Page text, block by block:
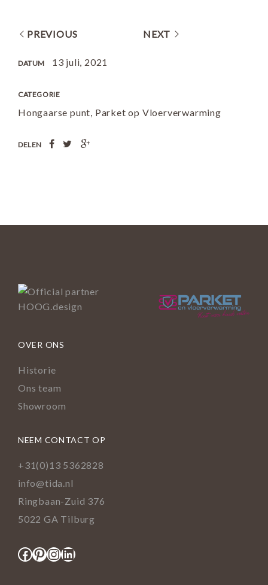
PREVIOUS NEXT
DATUM 13 juli, 2021
CATEGORIE
Hongaarse punt, Parket op Vloerverwarming
DELEN
OVER ONS
Historie
Ons team
Showroom
NEEM CONTACT OP
+31(0)13 5362828
info@tida.nl
Ringbaan-Zuid 376
5022 GA Tilburg
Facebook
Pinterest
Instagram
LinkedIn